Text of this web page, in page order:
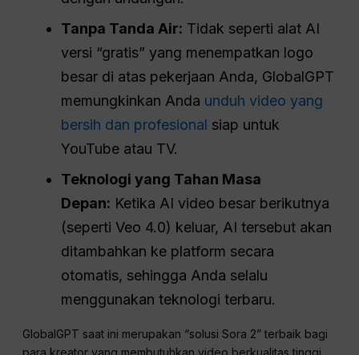
Tanpa Tanda Air: Tidak seperti alat AI
versi “gratis” yang menempatkan logo
besar di atas pekerjaan Anda, GlobalGPT
memungkinkan Anda unduh video yang
bersih dan profesional siap untuk
YouTube atau TV.
Teknologi yang Tahan Masa
Depan: Ketika AI video besar berikutnya
(seperti Veo 4.0) keluar, AI tersebut akan
ditambahkan ke platform secara
otomatis, sehingga Anda selalu
menggunakan teknologi terbaru.
GlobalGPT saat ini merupakan “solusi Sora 2” terbaik bagi
para kreator yang membutuhkan video berkualitas tinggi